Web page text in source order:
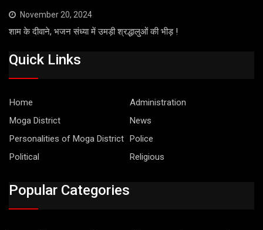
November 20, 2024
शाम के दीवाने, भजन संध्या में उमड़ी श्रद्धालुओं की भीड़ !
Quick Links
Home
Administration
Moga District
News
Personalities of Moga District Police
Political
Religious
Popular Categories